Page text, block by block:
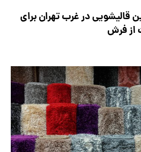
قالیشویی در غرب تهران برای
از فرش